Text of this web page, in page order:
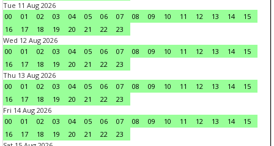
Tue 11 Aug 2026
00
01 02 03 04 05 06 07 08 09 10 11 12 13 14
15
16
17 18 19 20 21 22
23
Wed 12 Aug 2026
00
01 02 03 04 05 06 07 08 09 10 11 12 13 14
15
16
17 18 19 20 21 22
23
Thu 13 Aug 2026
00
01 02 03 04 05 06 07 08 09 10 11 12 13 14
15
16
17 18 19 20 21 22
23
Fri 14 Aug 2026
00
01 02 03 04 05 06 07 08 09 10 11 12 13 14
15
16
17 18 19 20 21 22
23